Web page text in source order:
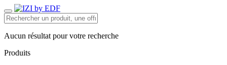
Aucun résultat pour votre recherche
Produits